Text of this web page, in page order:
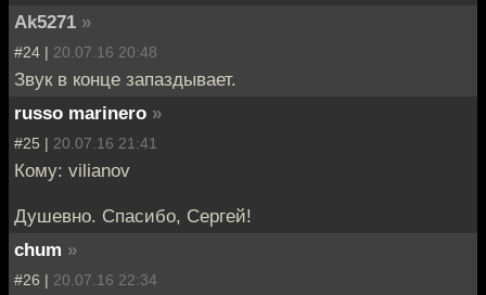
Ak5271 »
#24 | 20.07.16 20:48
Звук в конце запаздывает.
russo marinero »
#25 | 20.07.16 21:41
Кому: vilianov
Душевно. Спасибо, Сергей!
chum »
#26 | 20.07.16 22:34